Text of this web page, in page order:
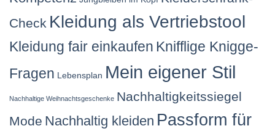
Check Kleidung als Vertriebstool
Kleidung fair einkaufen Knifflige Knigge-
Fragen Lebensplan Mein eigener Stil
Nachhaltige Weihnachtsgeschenke Nachhaltigkeitssiegel
Mode Nachhaltig kleiden Passform für